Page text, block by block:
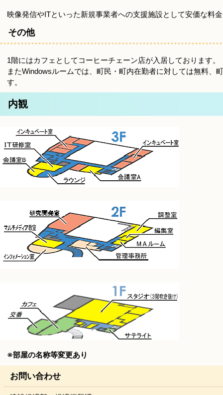
映像発信やITといった新規事業者への支援施設として安価な料
その他
1階にはカフェとしてコーヒーチェーン店が入居しております。
またWindowsルームでは、町民・町内在勤者に対しては無料
す。
内観
※部屋の名称等変更あり
お問い合わせ